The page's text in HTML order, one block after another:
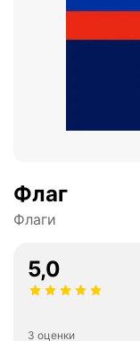
Флаг
Флаги
5,0
3 оценки